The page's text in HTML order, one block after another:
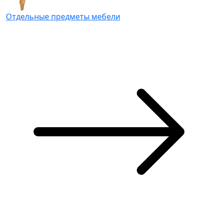
Отдельные предметы мебели